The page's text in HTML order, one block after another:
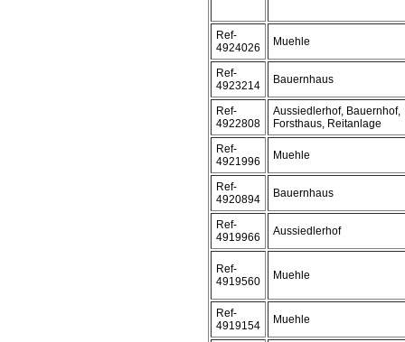
Ref-
4924026
Muehle
Ref-
4923214
Bauernhaus
Ref-
4922808
Aussiedlerhof, Bauernhof,
Forsthaus, Reitanlage
Ref-
4921996
Muehle
Ref-
4920894
Bauernhaus
Ref-
4919966
Aussiedlerhof
Ref-
4919560
Muehle
Ref-
4919154
Muehle